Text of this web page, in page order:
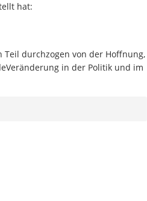
hat:
Teil durchzogen von der Hoffnung,
in der Politik und im